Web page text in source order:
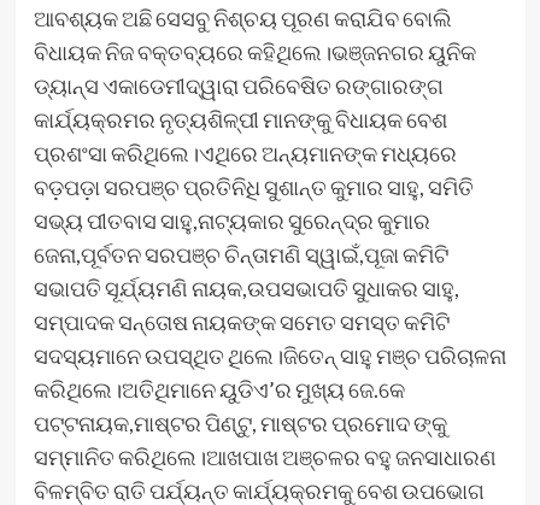
ଆବଶ୍ୟକ ଅଛି ସେସବୁ ନିଶ୍ଚୟ ପୂରଣ କରାଯିବ ବୋଲି
ବିଧାୟକ ନିଜ ବକ୍ତବ୍ୟରେ କହିଥିଲେ।ଭଞ୍ଜନଗର ୟୁନିକ
ଡ୍ୟାନ୍ସ ଏକାଡେମୀଦ୍ୱାରା ପରିବେଷିତ ରଙ୍ଗାରଙ୍ଗ
କାର୍ଯ୍ୟକ୍ରମର ନୃତ୍ୟଶିଳ୍ପୀ ମାନଙ୍କୁ ବିଧାୟକ ବେଶ
ପ୍ରଶଂସା କରିଥିଲେ।ଏଥିରେ ଅନ୍ୟମାନଙ୍କ ମଧ୍ୟରେ
ବଡ଼ପଡ଼ା ସରପଞ୍ଚ ପ୍ରତିନିଧି ସୁଶାନ୍ତ କୁମାର ସାହୁ, ସମିତି
ସଭ୍ୟ ପୀତବାସ ସାହୁ,ନାଟ୍ୟକାର ସୁରେନ୍ଦ୍ର କୁମାର
ଜେନା,ପୂର୍ବତନ ସରପଞ୍ଚ ଚିନ୍ତାମଣି ସ୍ୱାଇଁ,ପୂଜା କମିଟି
ସଭାପତି ସୂର୍ଯ୍ୟମଣି ନାୟକ,ଉପସଭାପତି ସୁଧାକର ସାହୁ,
ସମ୍ପାଦକ ସନ୍ତୋଷ ନାୟକଙ୍କ ସମେତ ସମସ୍ତ କମିଟି
ସଦସ୍ୟମାନେ ଉପସ୍ଥିତ ଥିଲେ।ଜିତେନ୍ ସାହୁ ମଞ୍ଚ ପରିଚାଳନା
କରିଥିଲେ।ଅତିଥିମାନେ ୟୁଡିଏ’ର ମୁଖ୍ୟ ଜେ.କେ
ପଟ୍ଟନାୟକ,ମାଷ୍ଟର ପିଣ୍ଟୁ, ମାଷ୍ଟର ପ୍ରମୋଦ ଙ୍କୁ
ସମ୍ମାନିତ କରିଥିଲେ।ଆଖପାଖ ଅଞ୍ଚଳର ବହୁ ଜନସାଧାରଣ
ବିଳମ୍ବିତ ରାତି ପର୍ଯ୍ୟନ୍ତ କାର୍ଯ୍ୟକ୍ରମକୁ ବେଶ ଉପଭୋଗ